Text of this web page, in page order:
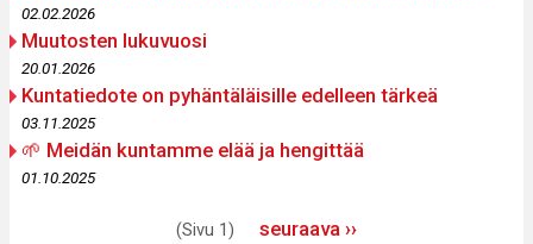
02.02.2026
Muutosten lukuvuosi
20.01.2026
Kuntatiedote on pyhäntäläisille edelleen tärkeä
03.11.2025
🌱 Meidän kuntamme elää ja hengittää
01.10.2025
(Sivu 1)
Seuraava
seuraava ››